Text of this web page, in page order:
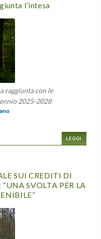
l’intesa
raggiunta con le
2025-2028
LEGGI
SUI CREDITI DI
SVOLTA PER LA